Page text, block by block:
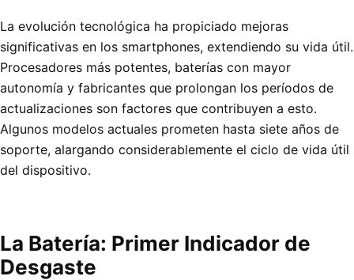
La evolución tecnológica ha propiciado mejoras
significativas en los smartphones, extendiendo su vida útil.
Procesadores más potentes, baterías con mayor
autonomía y fabricantes que prolongan los períodos de
actualizaciones son factores que contribuyen a esto.
Algunos modelos actuales prometen hasta siete años de
soporte, alargando considerablemente el ciclo de vida útil
del dispositivo.
La Batería: Primer Indicador de
Desgaste